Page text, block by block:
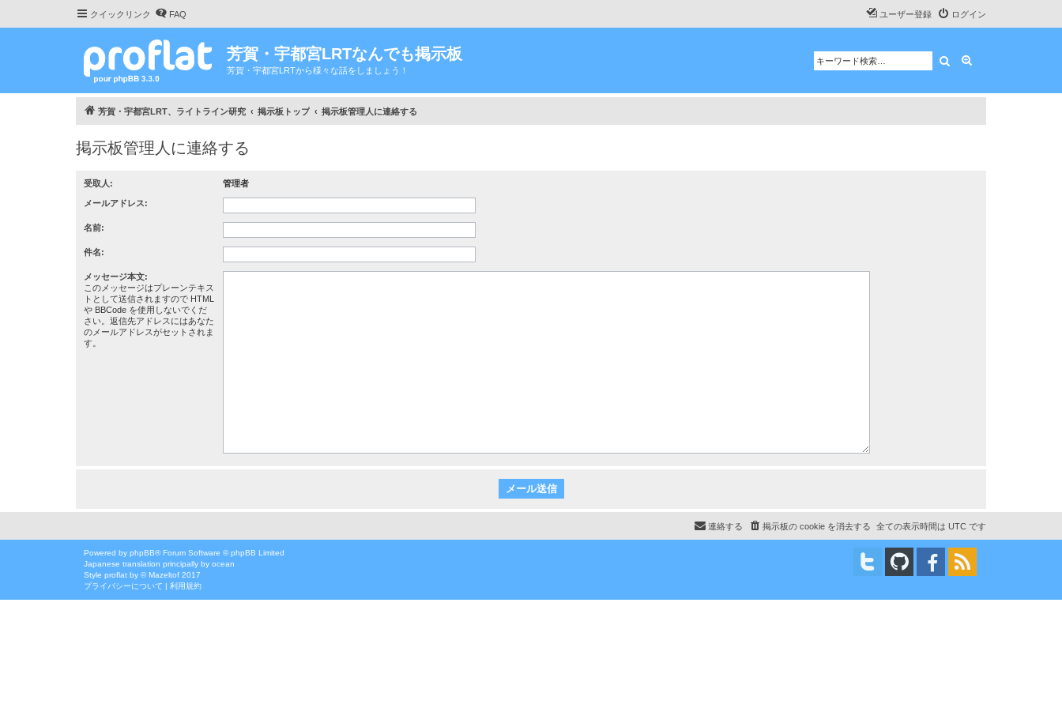
クイックリンク FAQ ログイン
ユーザー登録
芳賀・宇都宮LRTなんでも掲示板
芳賀・宇都宮LRTから様々な話をしましょう！
検索
芳賀・宇都宮LRT、ライトライン研究 掲示板トップ 掲示板管理人に連絡する
掲示板管理人に連絡する
受取人: 管理者
メールアドレス:
名前:
件名:
メッセージ本文:
このメッセージはプレーンテキス
トとして送信されますので HTML
や BBCode を使用しないでくだ
さい。返信先アドレスにはあなた
のメールアドレスがセットされま
す。
全ての表示時間は UTC です
掲示板の cookie を消去する
連絡する
Powered by phpBB® Forum Software © phpBB Limited
Japanese translation principally by ocean
Style proflat by ©Mazeltof 2017
プライバシーについて | 利用規約